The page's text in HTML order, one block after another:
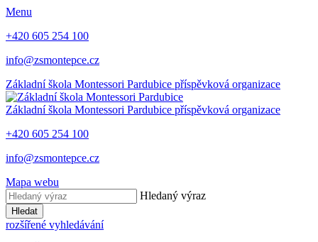
Menu
+420 605 254 100
info@zsmontepce.cz
Základní škola Montessori Pardubice příspěvková organizace
Základní škola Montessori Pardubice příspěvková organizace
+420 605 254 100
info@zsmontepce.cz
Mapa webu
Hledaný výraz
Hledat
rozšířené vyhledávání